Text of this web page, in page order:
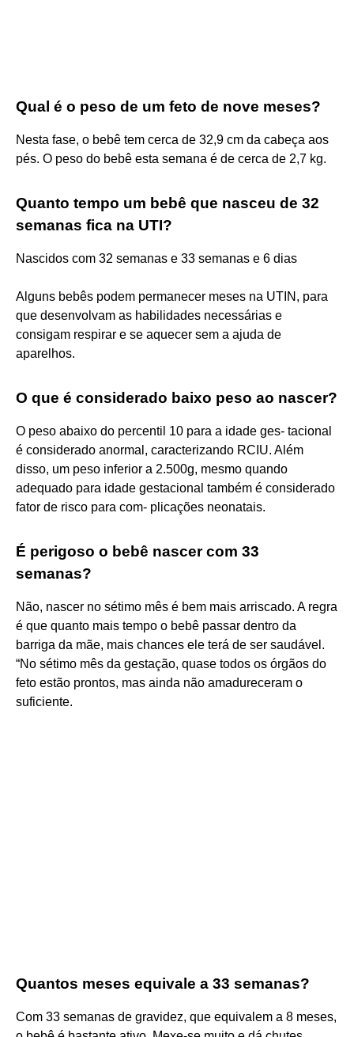
Qual é o peso de um feto de nove meses?
Nesta fase, o bebê tem cerca de 32,9 cm da cabeça aos
pés. O peso do bebê esta semana é de cerca de 2,7 kg.
Quanto tempo um bebê que nasceu de 32
semanas fica na UTI?
Nascidos com 32 semanas e 33 semanas e 6 dias
Alguns bebês podem permanecer meses na UTIN, para
que desenvolvam as habilidades necessárias e
consigam respirar e se aquecer sem a ajuda de
aparelhos.
O que é considerado baixo peso ao nascer?
O peso abaixo do percentil 10 para a idade ges- tacional
é considerado anormal, caracterizando RCIU. Além
disso, um peso inferior a 2.500g, mesmo quando
adequado para idade gestacional também é considerado
fator de risco para com- plicações neonatais.
É perigoso o bebê nascer com 33
semanas?
Não, nascer no sétimo mês é bem mais arriscado. A regra
é que quanto mais tempo o bebê passar dentro da
barriga da mãe, mais chances ele terá de ser saudável.
“No sétimo mês da gestação, quase todos os órgãos do
feto estão prontos, mas ainda não amadureceram o
suficiente.
Quantos meses equivale a 33 semanas?
Com 33 semanas de gravidez, que equivalem a 8 meses,